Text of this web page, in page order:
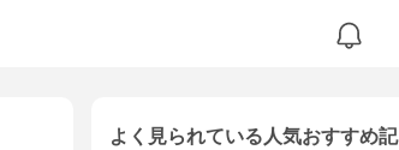
よく見られている人気おすすめ記